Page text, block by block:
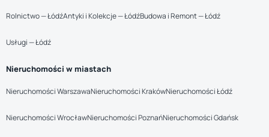
Rolnictwo — ŁódźAntyki i Kolekcje — ŁódźBudowa i Remont — Łódź
Usługi — Łódź
Nieruchomości w miastach
Nieruchomości WarszawaNieruchomości KrakówNieruchomości Łódź
Nieruchomości WrocławNieruchomości PoznańNieruchomości Gdańsk